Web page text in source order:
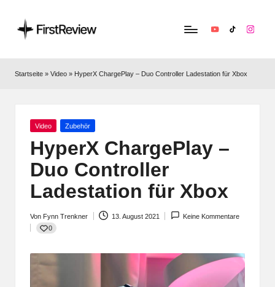
ir
Alles
Apple,
Smart‑Home,
Kopfhörern
YouTubeTikTok
Startseite » Video » HyperX ChargePlay – Duo Controller Ladestation für Xbox
Posted
Video Zubehör
HyperX ChargePlay –
Duo Controller
Ladestation für Xbox
Posted
by
Von Fynn Trenkner 13. August 2021
Keine Kommentare
0